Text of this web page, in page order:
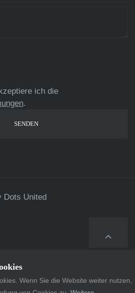
ich die
.
Dots United
Wenn Sie die Website weiter nutzen,